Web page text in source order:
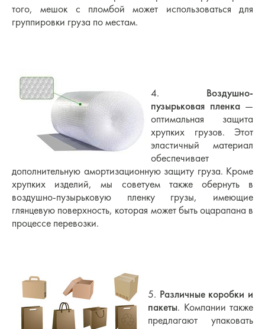
того, мешок с пломбой может использоваться для
группировки груза по местам.
4. Воздушно-
пузырьковая пленка —
оптимальная защита
хрупких грузов. Этот
эластичный материал
обеспечивает
дополнительную амортизационную защиту груза. Кроме
хрупких изделий, мы советуем также обернуть в
воздушно-пузырьковую пленку грузы, имеющие
глянцевую поверхность, которая может быть оцарапана в
процессе перевозки.
5. Различные коробки и
пакеты. Компании также
предлагают упаковать